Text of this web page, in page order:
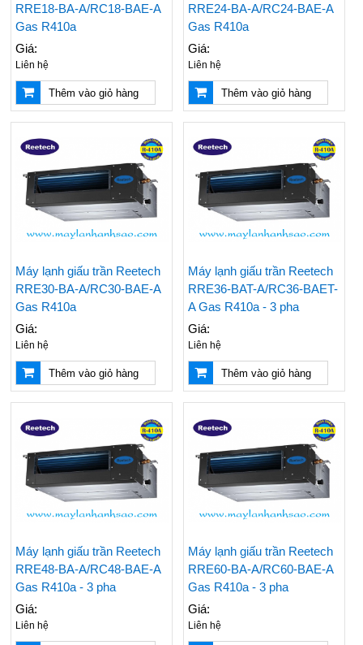
RRE18-BA-A/RC18-BAE-A
Gas R410a
Giá:
Liên hệ
Thêm vào giỏ hàng
RRE24-BA-A/RC24-BAE-A
Gas R410a
Giá:
Liên hệ
Thêm vào giỏ hàng
Máy lạnh giấu trần Reetech
RRE30-BA-A/RC30-BAE-A
Gas R410a
Giá:
Liên hệ
Thêm vào giỏ hàng
Máy lạnh giấu trần Reetech
RRE36-BAT-A/RC36-BAET-
A Gas R410a - 3 pha
Giá:
Liên hệ
Thêm vào giỏ hàng
Máy lạnh giấu trần Reetech
RRE48-BA-A/RC48-BAE-A
Gas R410a - 3 pha
Giá:
Liên hệ
Máy lạnh giấu trần Reetech
RRE60-BA-A/RC60-BAE-A
Gas R410a - 3 pha
Giá:
Liên hệ